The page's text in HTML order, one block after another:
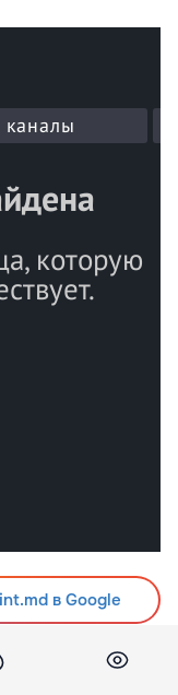
в Google